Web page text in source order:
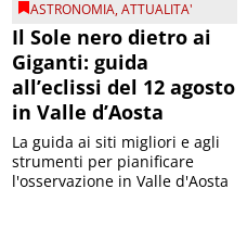
ASTRONOMIA,ATTUALITA'
Il Sole nero dietro ai
Giganti: guida
all’eclissi del 12 agosto
in Valle d’Aosta
La guida ai siti migliori e agli
strumenti per pianificare
l'osservazione in Valle d'Aosta